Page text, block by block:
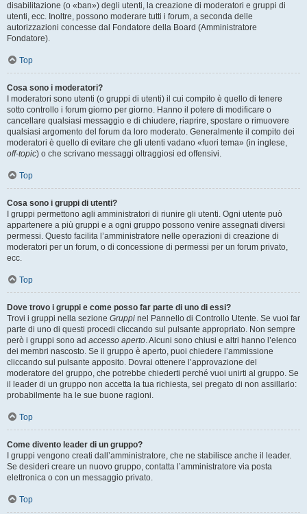
disabilitazione (o «ban») degli utenti, la creazione di moderatori e gruppi di
utenti, ecc. Inoltre, possono moderare tutti i forum, a seconda delle
autorizzazioni concesse dal Fondatore della Board (Amministratore
Fondatore).
Top
Cosa sono i moderatori?
I moderatori sono utenti (o gruppi di utenti) il cui compito è quello di tenere
sotto controllo i forum giorno per giorno. Hanno il potere di modificare o
cancellare qualsiasi messaggio e di chiudere, riaprire, spostare o rimuovere
qualsiasi argomento del forum da loro moderato. Generalmente il compito dei
moderatori è quello di evitare che gli utenti vadano «fuori tema» (in inglese,
off-topic) o che scrivano messaggi oltraggiosi ed offensivi.
Top
Cosa sono i gruppi di utenti?
I gruppi permettono agli amministratori di riunire gli utenti. Ogni utente può
appartenere a più gruppi e a ogni gruppo possono venire assegnati diversi
permessi. Questo facilita l’amministratore nelle operazioni di creazione di
moderatori per un forum, o di concessione di permessi per un forum privato,
ecc.
Top
Dove trovo i gruppi e come posso far parte di uno di essi?
Trovi i gruppi nella sezione Gruppi nel Pannello di Controllo Utente. Se vuoi far
parte di uno di questi procedi cliccando sul pulsante appropriato. Non sempre
però i gruppi sono ad accesso aperto. Alcuni sono chiusi e altri hanno l’elenco
dei membri nascosto. Se il gruppo è aperto, puoi chiedere l’ammissione
cliccando sul pulsante apposito. Dovrai ottenere l’approvazione del
moderatore del gruppo, che potrebbe chiederti perché vuoi unirti al gruppo. Se
il leader di un gruppo non accetta la tua richiesta, sei pregato di non assillarlo:
probabilmente ha le sue buone ragioni.
Top
Come divento leader di un gruppo?
I gruppi vengono creati dall’amministratore, che ne stabilisce anche il leader.
Se desideri creare un nuovo gruppo, contatta l’amministratore via posta
elettronica o con un messaggio privato.
Top